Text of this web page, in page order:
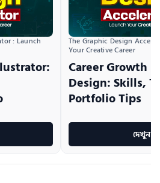
: Launch The Graphic Design
Your Creative Career
Career Growth
Design: Skills,
Portfolio Tips
দেখুন